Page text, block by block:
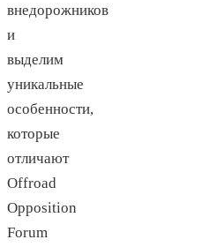
внедорожников
и
выделим
уникальные
особенности,
которые
отличают
Offroad
Opposition
Forum